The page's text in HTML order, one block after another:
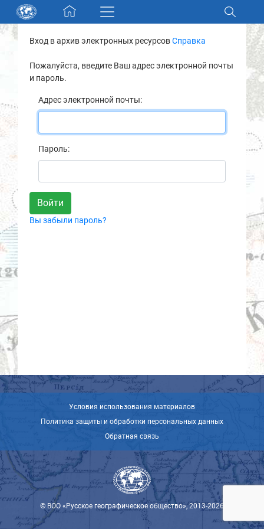
Skip navigation
Разделы и коллекции
Электронный каталог
Новости
О нас
Контакты
Партнеры
Вход в архив электронных ресурсовСправка
Пожалуйста, введите Ваш адрес электронной почты
и пароль.
Адрес электронной почты:
Пароль:
Вы забыли пароль?
Условия использования материалов
Политика защиты и обработки персональных данных
Обратная связь
© ВОО «Русское географическое общество», 2013-2026